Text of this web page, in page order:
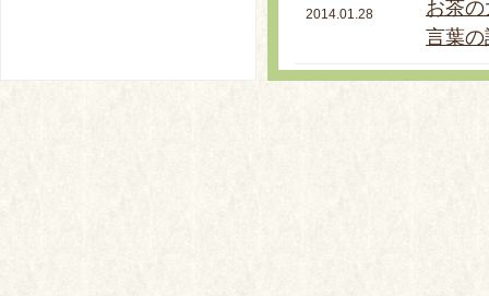
2014.01.28
お茶
言葉